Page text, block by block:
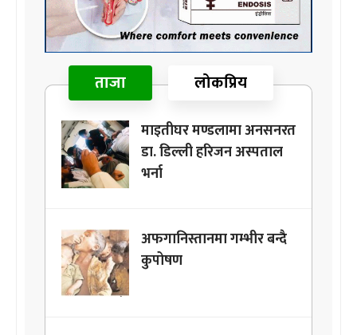
ताजा लोकप्रिय
माइतीघर मण्डलामा अनसनरत
डा. डिल्ली हरिजन अस्पताल
भर्ना
अफगानिस्तानमा गम्भीर बन्दै
कुपोषण